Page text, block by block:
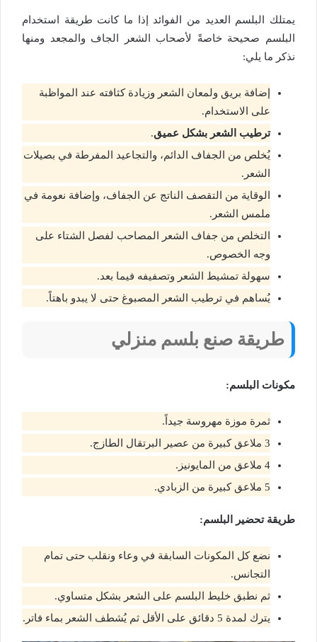
يمتلك البلسم العديد من الفوائد إذا ما كانت طريقة استخدام
البلسم صحيحة خاصةً لأصحاب الشعر الجاف والمجعد ومنها
نذكر ما يلي:
إضافة بريق ولمعان الشعر وزيادة كثافته عند المواظبة
على الاستخدام.
ترطيب الشعر بشكل عميق.
يُخلص من الجفاف الدائم، والتجاعيد المفرطة في بصيلات
الشعر.
الوقاية من التقصف الناتج عن الجفاف، وإضافة نعومة في
ملمس الشعر.
التخلص من جفاف الشعر المصاحب لفصل الشتاء على
وجه الخصوص.
سهولة تمشيط الشعر وتصفيفه فيما بعد.
يُساهم في ترطيب الشعر المصبوغ حتى لا يبدو باهتاً.
طريقة صنع بلسم منزلي
مكونات البلسم:
ثمرة موزة مهروسة جيداً.
3 ملاعق كبيرة من عصير البرتقال الطازج.
4 ملاعق من المايونيز.
5 ملاعق كبيرة من الزبادي.
طريقة تحضير البلسم:
نضع كل المكونات السابقة في وعاء ونقلب حتى تمام
التجانس.
ثم نطبق خليط البلسم على الشعر بشكل متساوي.
يترك لمدة 5 دقائق على الأقل ثم يُشطف الشعر بماء فاتر.